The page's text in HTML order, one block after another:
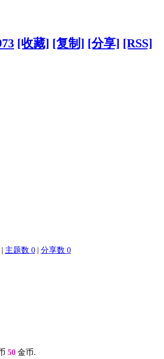
[收藏] [复制] [分享] [RSS]
| 主题数 0 | 分享数 0
50 金币.